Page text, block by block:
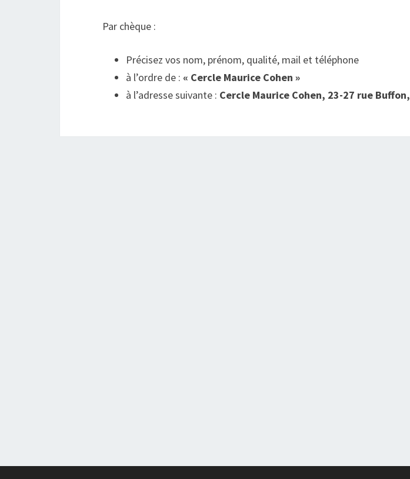
Par chèque :
Précisez vos nom, prénom, qualité, mail et téléphone
à l’ordre de : « Cercle Maurice Cohen »
à l’adresse suivante : Cercle Maurice Cohen, 23-27 rue